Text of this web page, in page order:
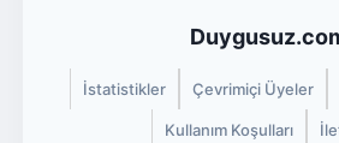
İstatistikler Çevrimiçi Üyeler
Kullanım Koşulları